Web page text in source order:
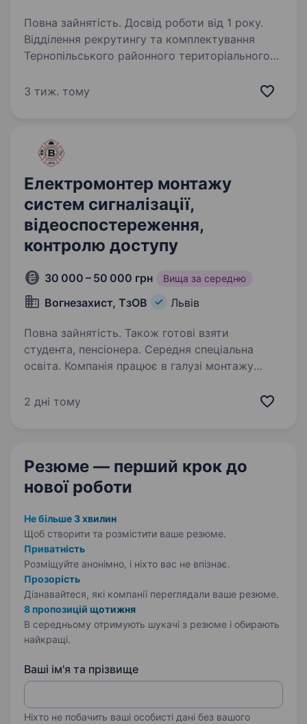
Повна зайнятість. Досвід роботи від 1 року.
Відділення рекрутингу та комплектування
Тернопільського районного територіального
підтримки пропонує прийняття на військову
3 тиж. тому
Електромонтер монтажу
систем сигналізації,
відеоспостереження,
контролю доступу
30 000 – 50 000 грн Вища за середню
Вогнезахист, ТзОВ Львів
Повна зайнятість. Також готові взяти
студента, пенсіонера. Середня спеціальна
освіта. Компанія працює в галузі монтажу
сигналізації, відеонагляду та слаботочних
2 дні тому
Резюме — перший крок до
нової роботи
Не більше 3 хвилин
Щоб створити та розмістити ваше резюме.
Приватність
Розміщуйте анонімно, і ніхто вас не впізнає.
Прозорість
Дізнавайтеся, які компанії переглядали ваше резюме.
8 пропозицій щотижня
В середньому отримують шукачі з резюме і обирають
найкращі.
Ваші ім'я та прізвище
Ніхто не побачить ваші особисті дані без вашого